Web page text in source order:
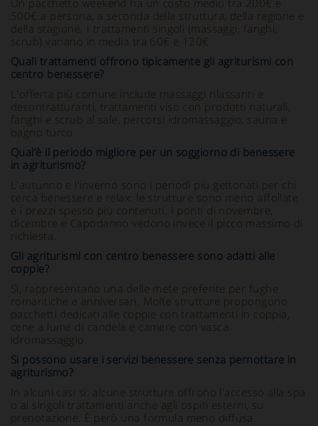
Un pacchetto weekend ha un costo medio tra 200€ e
500€ a persona, a seconda della struttura, della regione e
della stagione. I trattamenti singoli (massaggi, fanghi,
scrub) variano in media tra 60€ e 120€.
Quali trattamenti offrono tipicamente gli agriturismi con
centro benessere?
L'offerta più comune include massaggi rilassanti e
decontratturanti, trattamenti viso con prodotti naturali,
fanghi e scrub al sale, percorsi idromassaggio, sauna e
bagno turco.
Qual’è il periodo migliore per un soggiorno di benessere
in agriturismo?
L'autunno e l'inverno sono i periodi più gettonati per chi
cerca benessere e relax: le strutture sono meno affollate
e i prezzi spesso più contenuti. I ponti di novembre,
dicembre e Capodanno vedono invece il picco massimo di
richiesta.
Gli agriturismi con centro benessere sono adatti alle
coppie?
Sì, rappresentano una delle mete preferite per fughe
romantiche e anniversari. Molte strutture propongono
pacchetti dedicati alle coppie con trattamenti in coppia,
cene a lume di candela e camere con vasca
idromassaggio.
Si possono usare i servizi benessere senza pernottare in
agriturismo?
In alcuni casi sì: alcune strutture offrono l'accesso alla spa
o ai singoli trattamenti anche agli ospiti esterni, su
prenotazione. È però una formula meno diffusa.